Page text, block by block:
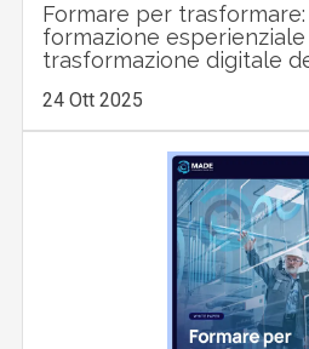
Formare per
formazione esperienziale
trasformazione digitale
24 Ott 2025